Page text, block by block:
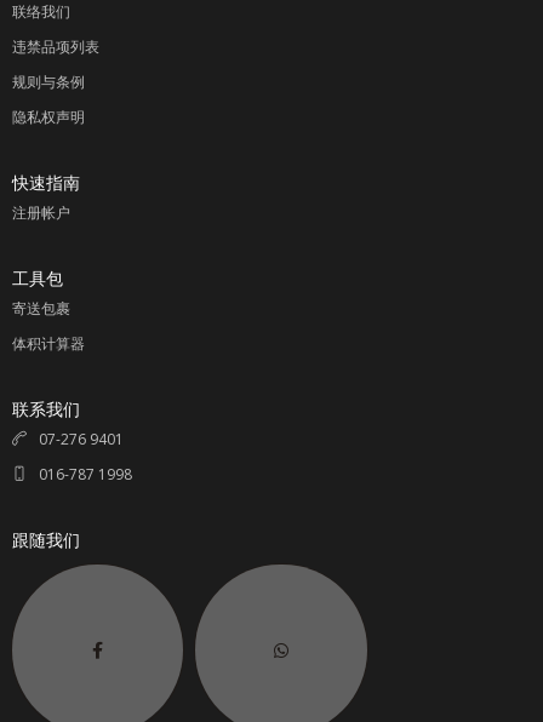
联络我们
违禁品项列表
规则与条例
隐私权声明
快速指南
注册帐户
工具包
寄送包裹
体积计算器
联系我们
07-276 9401
016-787 1998
跟随我们